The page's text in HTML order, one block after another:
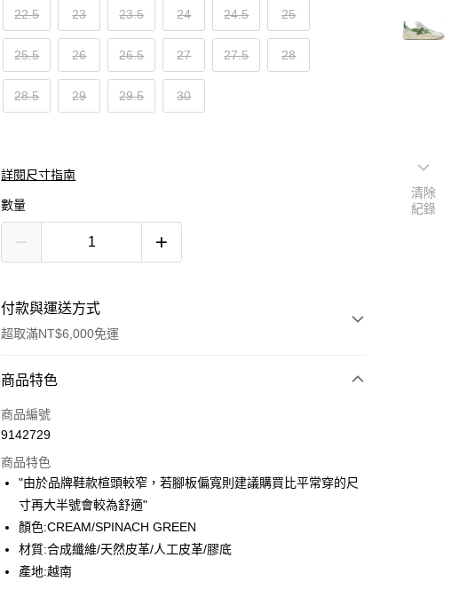
22.5 23 23.5 24 24.5 25
25.5 26 26.5 27 27.5 28
28.5 29 29.5 30
詳閱尺寸指南
數量
付款與運送方式
超取滿NT$6,000免運
付款方式
信用卡一次付款
LINE Pay
Apple Pay
ATM付款
商品特色
商品編號
9142729
商品特色
"由於品牌鞋款楦頭較窄，若腳板偏寬則建議購買比平常穿的尺
寸再大半號會較為舒適"
顏色:CREAM/SPINACH GREEN
材質:合成纖維/天然皮革/人工皮革/膠底
產地:越南
清除
紀錄